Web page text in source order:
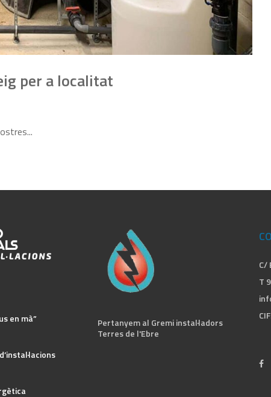
per a localitat
en mà”
Pertanyem al Gremi instal·ladors
Terres de l'Ebre
C/
T